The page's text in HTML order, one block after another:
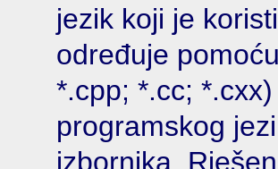
jezik koji je
određuje
*.cpp; *.cc;
programskog
izbornika.